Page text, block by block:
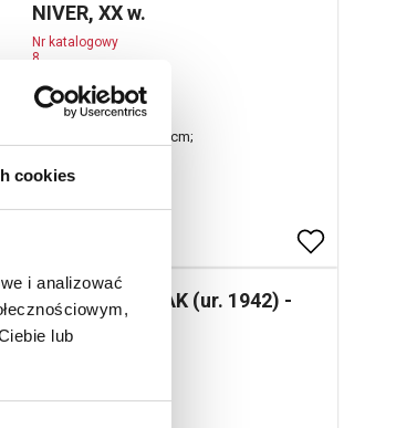
cookies
i analizować
lub
NIVER, XX w.
Nr katalogowy
8
Arabskie zaloty
olej, płótno; 65 x 54,5 cm;
Wojtek SIUDMAK (ur. 1942) -
projekt